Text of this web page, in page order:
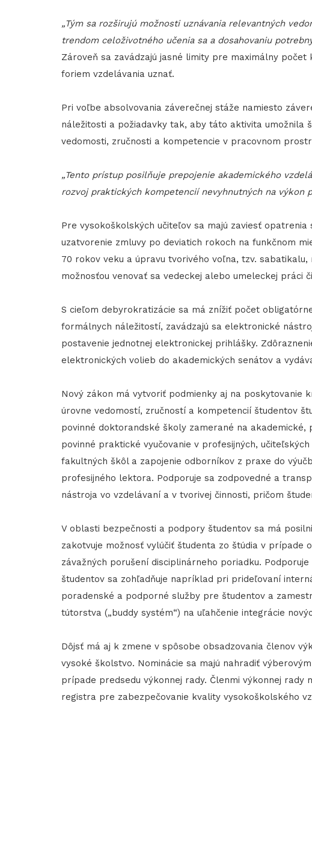
„Tým sa rozširujú možnosti uznávania relevantných
trendom celoživotného učenia sa a dosahovaniu
Zároveň sa zavádzajú jasné limity pre maximálny
foriem vzdelávania uznať.
Pri voľbe absolvovania záverečnej stáže namiesto
náležitosti a požiadavky tak, aby táto aktivita umožnila
vedomosti, zručnosti a kompetencie v pracovnom
„Tento prístup posilňuje prepojenie akademického
rozvoj praktických kompetencií nevyhnutných na výkon
Pre vysokoškolských učiteľov sa majú zaviesť
uzatvorenie zmluvy po deviatich rokoch na funkčnom
70 rokov veku a úpravu tvorivého voľna, tzv.
možnosťou venovať sa vedeckej alebo umeleckej práci
S cieľom debyrokratizácie sa má znížiť počet
formálnych náležitostí, zavádzajú sa elektronické
postavenie jednotnej elektronickej prihlášky.
elektronických volieb do akademických senátov a
Nový zákon má vytvoriť podmienky aj na poskytovanie
úrovne vedomostí, zručností a kompetencií študentov
povinné doktorandské školy zamerané na akademické,
povinné praktické vyučovanie v profesijných,
fakultných škôl a zapojenie odborníkov z praxe do
profesijného lektora. Podporuje sa zodpovedné a
nástroja vo vzdelávaní a v tvorivej činnosti, pričom
V oblasti bezpečnosti a podpory študentov sa má
zakotvuje možnosť vylúčiť študenta zo štúdia v prípade
závažných porušení disciplinárneho poriadku.
študentov sa zohľadňuje napríklad pri prideľovaní
poradenské a podporné služby pre študentov a
tútorstva („buddy systém“) na uľahčenie integrácie
Dôjsť má aj k zmene v spôsobe obsadzovania členov
vysoké školstvo. Nominácie sa majú nahradiť
prípade predsedu výkonnej rady. Členmi výkonnej rady
registra pre zabezpečovanie kvality vysokoškolského